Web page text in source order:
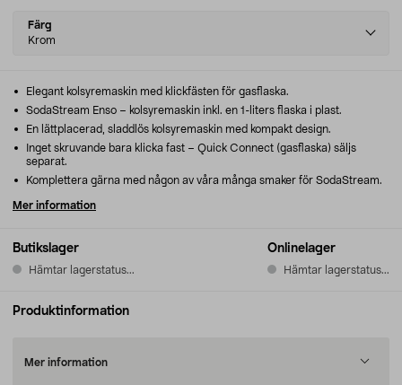
Select
variant
Färg
Krom
Butikslager
Hämtar lagerstatus...
Onlinelager
Hämtar lagerstatus...
Elegant kolsyremaskin med klickfästen för gasflaska.
SodaStream Enso – kolsyremaskin inkl. en 1-liters flaska i plast.
En lättplacerad, sladdlös kolsyremaskin med kompakt design.
Inget skruvande bara klicka fast – Quick Connect (gasflaska) säljs
separat.
Komplettera gärna med någon av våra många smaker för SodaStream.
Mer information
Produktinformation
Mer information